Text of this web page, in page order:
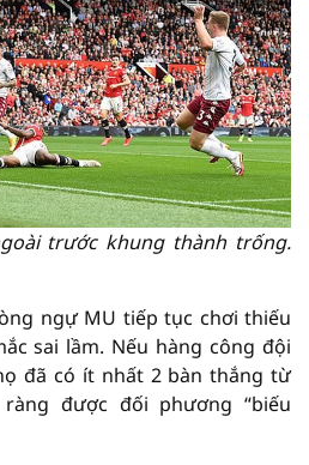
trước khung thành trống.
ngự MU tiếp tục chơi thiếu
sai lầm. Nếu hàng công đội
đã có ít nhất 2 bàn thắng từ
được đối phương “biếu